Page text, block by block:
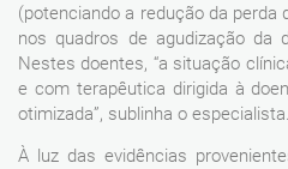
(potenciando a redução da
nos quadros de agudização da
Nestes doentes, “a situação
e com terapêutica dirigida à
otimizada”, sublinha o especialista.
À luz das evidências